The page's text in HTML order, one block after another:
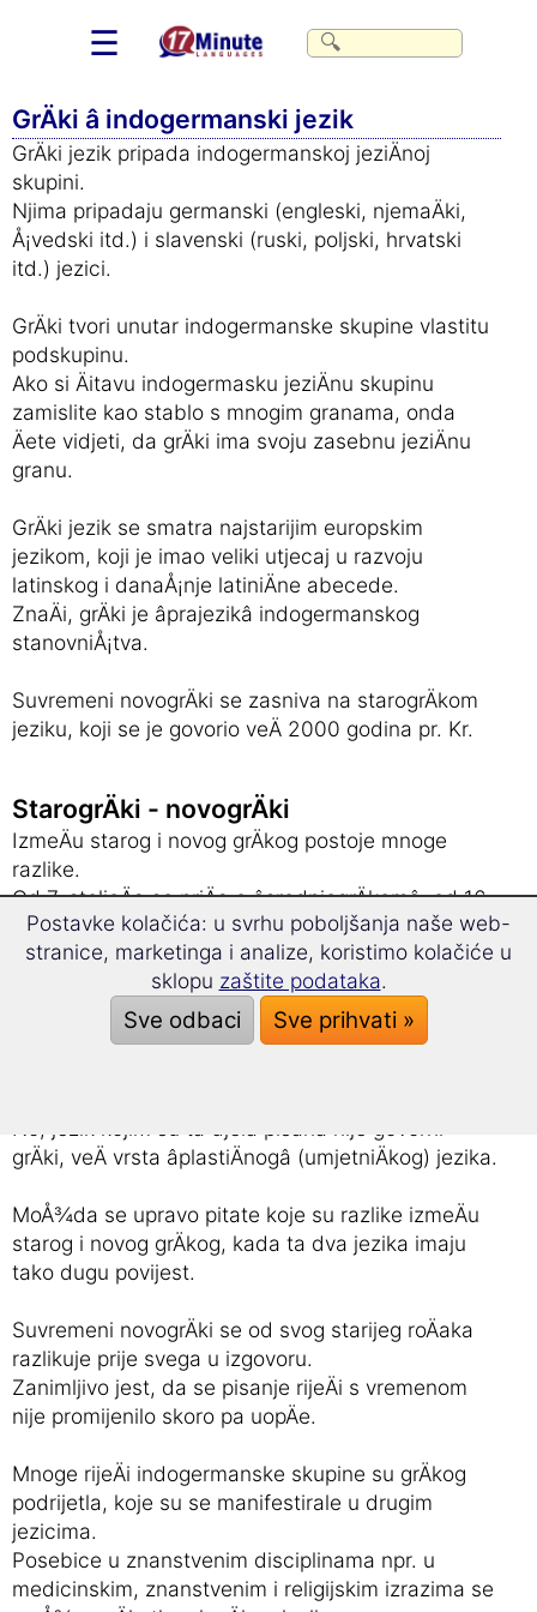
☰
GrÄki â indogermanski jezik
GrÄki jezik pripada indogermanskoj jeziÄnoj
skupini.
Njima pripadaju germanski (engleski, njemaÄki,
Å¡vedski itd.) i slavenski (ruski, poljski, hrvatski
itd.) jezici.
GrÄki tvori unutar indogermanske skupine vlastitu
podskupinu.
Ako si Äitavu indogermasku jeziÄnu skupinu
zamislite kao stablo s mnogim granama, onda
Äete vidjeti, da grÄki ima svoju zasebnu jeziÄnu
granu.
GrÄki jezik se smatra najstarijim europskim
jezikom, koji je imao veliki utjecaj u razvoju
latinskog i danaÅ¡nje latiniÄne abecede.
ZnaÄi, grÄki je âprajezikâ indogermanskog
stanovniÅ¡tva.
Suvremeni novogrÄki se zasniva na starogrÄkom
jeziku, koji se je govorio veÄ 2000 godina pr. Kr.
StarogrÄki - novogrÄki
IzmeÄu starog i novog grÄkog postoje mnoge
razlike.
Od 7. stoljeÄa se priÄa o âsrednjegrÄkomâ, od 16.
stoljeÄa se koristi i danas aktualni novogrÄki.
Sigurno ste veÄ Äuli za âOdisejuâ ili âIlijaduâ.
MoÅ¾da ste ih i proÄitali.
Oba epa se pripisuju antiÄkom pjesniku Homeru i
grÄki, veÄ vrsta âplastiÄnogâ (umjetniÄkog) jezika.
MoÅ¾da se upravo pitate koje su razlike izmeÄu
starog i novog grÄkog, kada ta dva jezika imaju
tako dugu povijest.
Suvremeni novogrÄki se od svog starijeg roÄaka
razlikuje prije svega u izgovoru.
Zanimljivo jest, da se pisanje rijeÄi s vremenom
nije promijenilo skoro pa uopÄe.
Mnoge rijeÄi indogermanske skupine su grÄkog
podrijetla, koje su se manifestirale u drugim
jezicima.
Posebice u znanstvenim disciplinama npr. u
medicinskim, znanstvenim i religijskim izrazima se
Postavke kolačića: u svrhu poboljšanja naše web-
stranice, marketinga i analize, koristimo kolačiće u
sklopu zaštite podataka.
Sve odbaci Sve prihvati »